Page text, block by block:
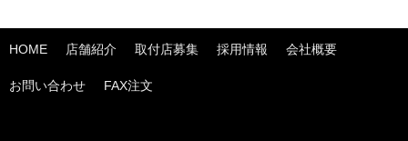
HOME 店舗紹介 取付店募集 採用情報 会社概要
お問い合わせ FAX注文